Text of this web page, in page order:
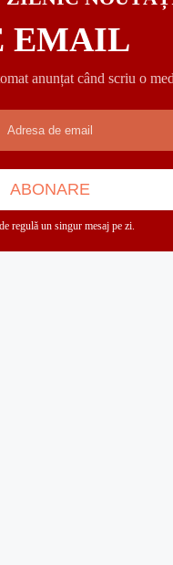
EMAIL
anunțat când scriu o
regulă un singur mesaj pe zi.